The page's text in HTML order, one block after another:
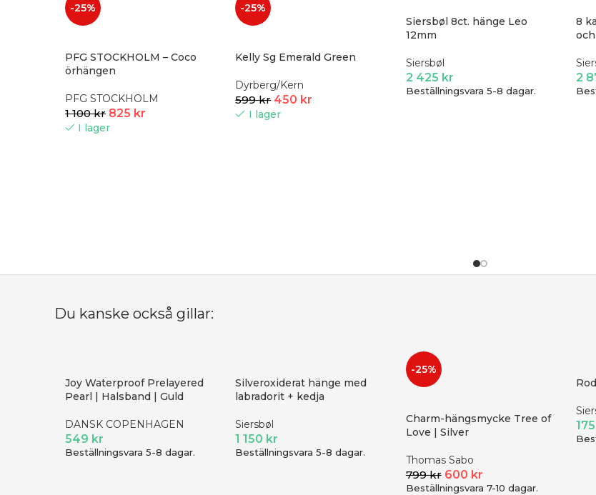
-25%
PFG STOCKHOLM – Coco
örhängen
PFG STOCKHOLM
1 100kr 825 kr
I lager
-25%
Kelly Sg Emerald Green
Dyrberg/Kern
599kr 450 kr
I lager
Siersbøl 8ct. hänge Leo
12mm
Siersbøl
2 425 kr
Beställningsvara 5-8 dagar.
8
2
Du kanske också gillar:
Joy Waterproof Prelayered
Pearl | Halsband | Guld
DANSK COPENHAGEN
549 kr
Beställningsvara 5-8 dagar.
Silveroxiderat hänge med
labradorit + kedja
Siersbøl
1 150 kr
Beställningsvara 5-8 dagar.
-25%
Charm-hängsmycke Tree of
Love | Silver
Thomas Sabo
799kr 600 kr
Beställningsvara 7-10 dagar.
175